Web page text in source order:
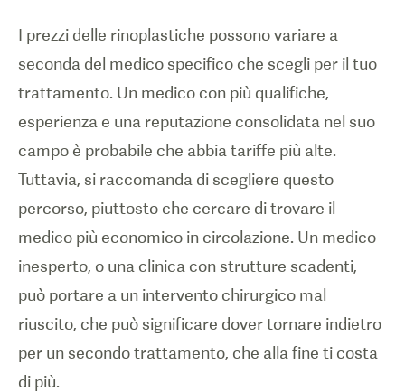
I prezzi delle rinoplastiche possono variare a
seconda del medico specifico che scegli per il tuo
trattamento. Un medico con più qualifiche,
esperienza e una reputazione consolidata nel suo
campo è probabile che abbia tariffe più alte.
Tuttavia, si raccomanda di scegliere questo
percorso, piuttosto che cercare di trovare il
medico più economico in circolazione. Un medico
inesperto, o una clinica con strutture scadenti,
può portare a un intervento chirurgico mal
riuscito, che può significare dover tornare indietro
per un secondo trattamento, che alla fine ti costa
di più.